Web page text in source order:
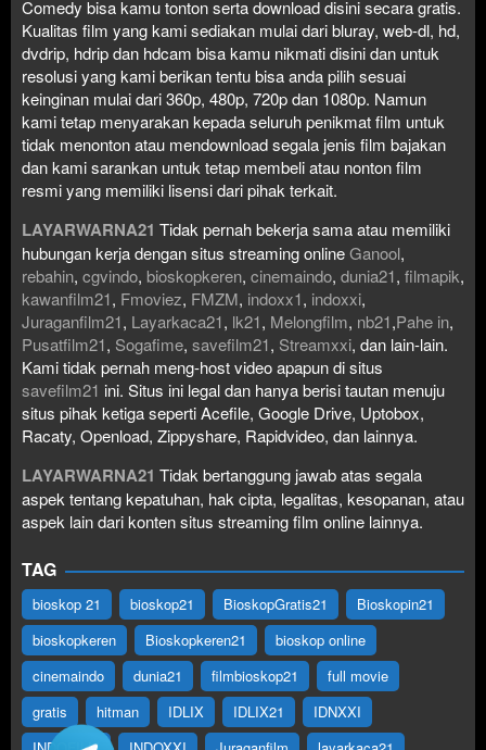
Comedy bisa kamu tonton serta download disini secara gratis.
Kualitas film yang kami sediakan mulai dari bluray, web-dl, hd,
dvdrip, hdrip dan hdcam bisa kamu nikmati disini dan untuk
resolusi yang kami berikan tentu bisa anda pilih sesuai
keinginan mulai dari 360p, 480p, 720p dan 1080p. Namun
kami tetap menyarakan kepada seluruh penikmat film untuk
tidak menonton atau mendownload segala jenis film bajakan
dan kami sarankan untuk tetap membeli atau nonton film
resmi yang memiliki lisensi dari pihak terkait.
LAYARWARNA21 Tidak pernah bekerja sama atau memiliki
hubungan kerja dengan situs streaming onlineGanool,
rebahin, cgvindo, bioskopkeren, cinemaindo, dunia21, filmapik,
kawanfilm21, Fmoviez, FMZM, indoxx1, indoxxi,
Juraganfilm21, Layarkaca21, lk21, Melongfilm, nb21,Pahe in,
Pusatfilm21, Sogafime, savefilm21, Streamxxi, dan lain-lain.
Kami tidak pernah meng-host video apapun di situs
savefilm21 ini. Situs ini legal dan hanya berisi tautan menuju
situs pihak ketiga seperti Acefile, Google Drive, Uptobox,
Racaty, Openload, Zippyshare, Rapidvideo, dan lainnya.
LAYARWARNA21 Tidak bertanggung jawab atas segala
aspek tentang kepatuhan, hak cipta, legalitas, kesopanan, atau
aspek lain dari konten situs streaming film online lainnya.
TAG
bioskop 21 bioskop21 BioskopGratis21
Bioskopin21
bioskopkeren
Bioskopkeren21
bioskop online
cinemaindo
dunia21 filmbioskop21
full movie
gratis
hitman IDLIX IDLIX21
IDNXXI